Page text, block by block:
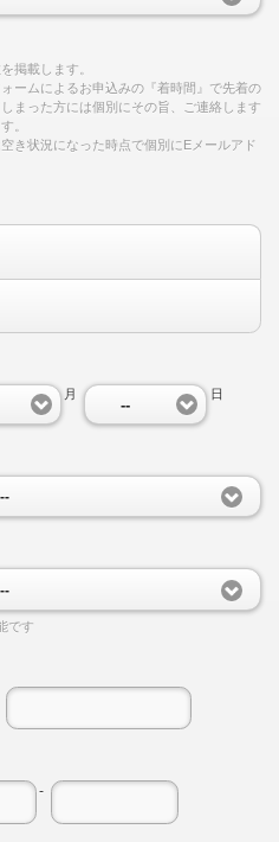
掲載します。
ームによるお申込みの『着時間』で先着の
まった方には個別にその旨、ご連絡します
。
き状況になった時点で個別にEメールアド
月
--
日
です
-